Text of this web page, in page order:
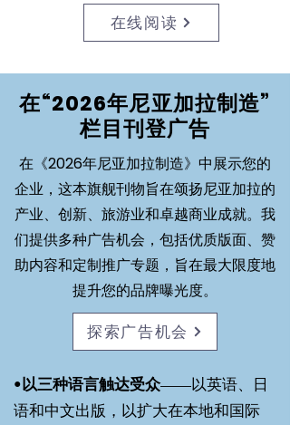
在线阅读
在“2026年尼亚加拉制造”
栏目刊登广告
在《2026年尼亚加拉制造》中展示您的
企业，这本旗舰刊物旨在颂扬尼亚加拉的
产业、创新、旅游业和卓越商业成就。我
们提供多种广告机会，包括优质版面、赞
助内容和定制推广专题，旨在最大限度地
提升您的品牌曝光度。
探索广告机会
•以三种语言触达受众——以英语、日
语和中文出版，以扩大在本地和国际